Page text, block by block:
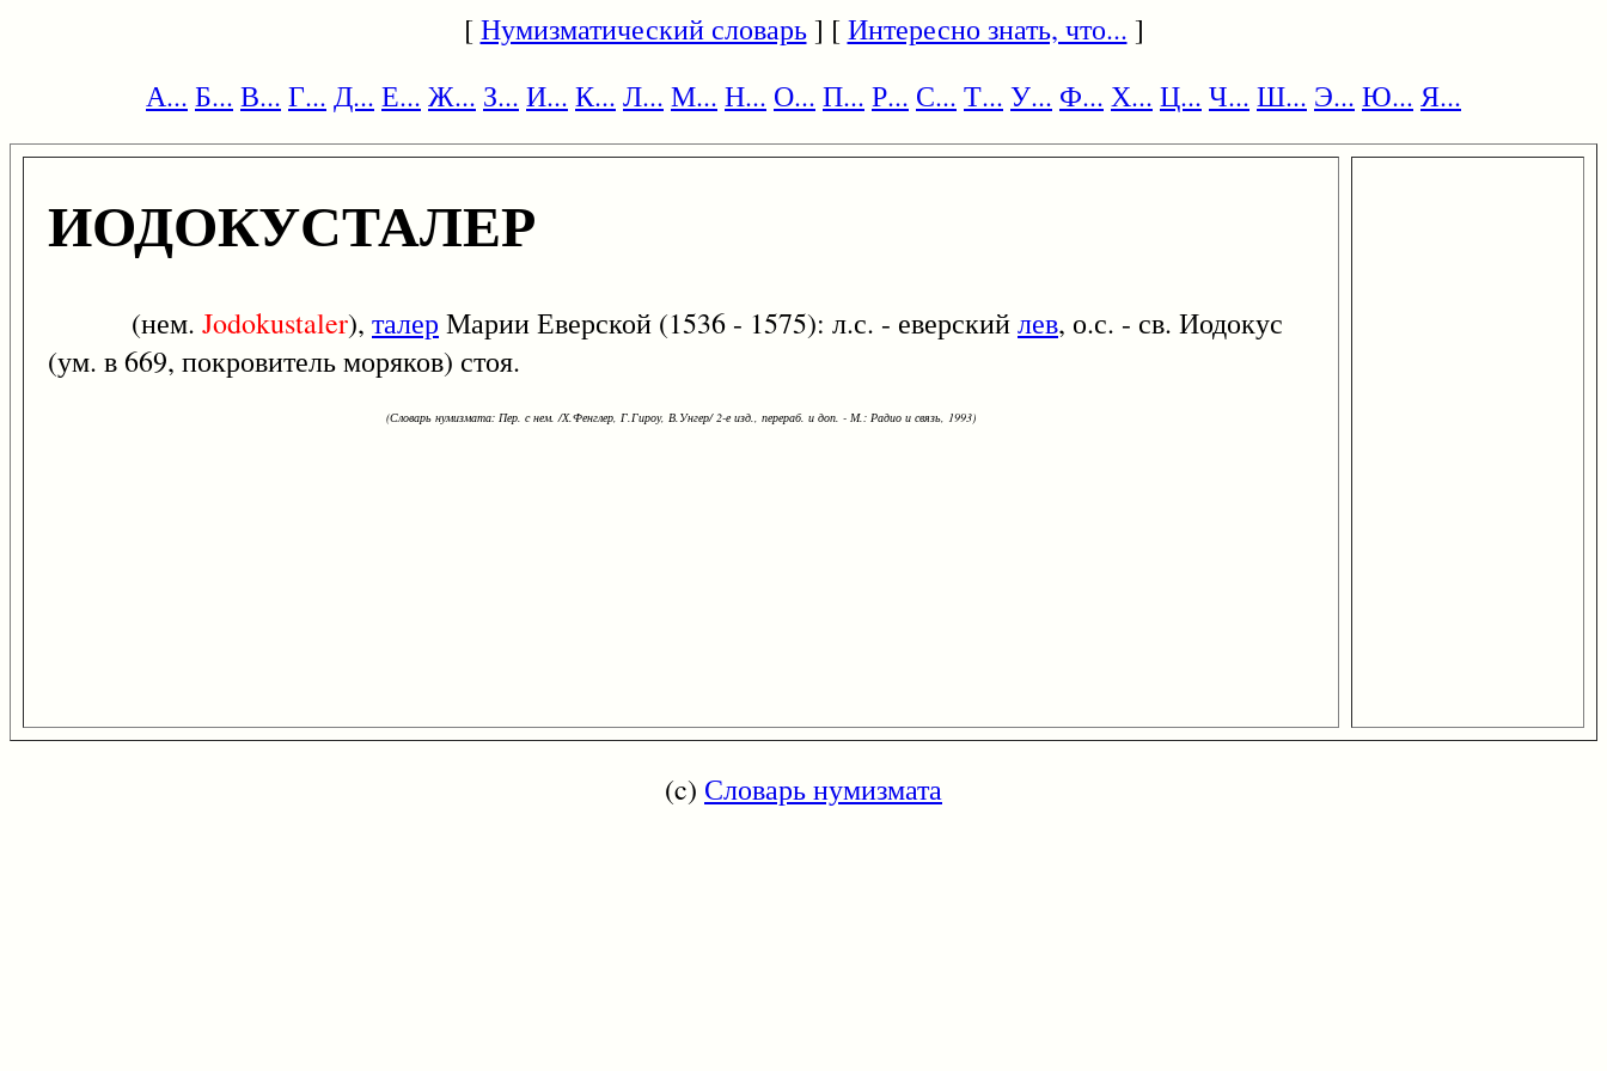
[Нумизматический словарь] [Интересно знать, что... ]
А... Б... В... Г... Д... Е... Ж... З... И... К... Л... М... Н... О... П... Р... С... Т... У... Ф... Х... Ц... Ч... Ш... Э... Ю... Я...
ИОДОКУСТАЛЕР
(нем. Jodokustaler), талер Марии Еверской (1536 - 1575): л.с. - еверскийлев, о.с. - св. Иодокус
(ум. в 669, покровитель моряков) стоя.
(Словарь нумизмата: Пер. с нем. /Х.Фенглер, Г.Гироу, В.Унгер/ 2-е изд., перераб. и доп. - М.: Радио и связь, 1993)
(c) Словарь нумизмата